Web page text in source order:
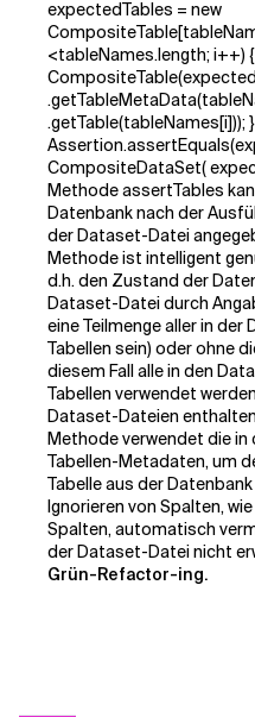
expectedTables = new
<tableNames.length; i++)
.getTable(tableNames[i])); }
CompositeDataSet(
Methode assertTables
Datenbank nach der
der Dataset-Datei
Methode ist intelligent
d.h. den Zustand der
Dataset-Datei durch
eine Teilmenge aller in
Tabellen sein) oder ohne
diesem Fall alle in den
Tabellen verwendet
Dataset-Dateien
Methode verwendet die
Tabellen-Metadaten, um
Tabelle aus der
Ignorieren von Spalten,
Spalten, automatisch
der Dataset-Datei nicht
Grün-Refactor-ing.